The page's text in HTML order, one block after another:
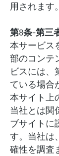
用されます。
第8条-第三
本サービス
部のコンテ
ビスには、
ている場合
本サイト上
当社とは関
ブサイトに
す。当社は
確性を調査